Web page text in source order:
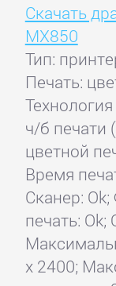
Скачать
MX850
Тип:
Печать:
ч/б печати
цветной
Время
Сканер:
печать:
x 2400;